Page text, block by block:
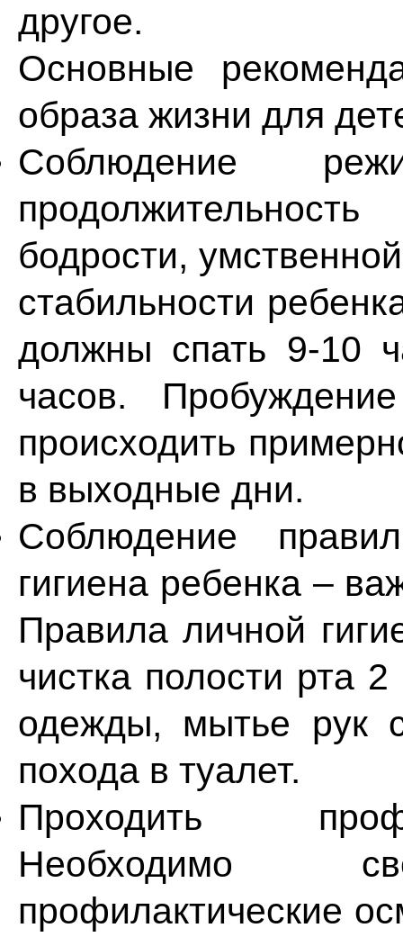
другое.
Основные
образа жизни для
Соблюдение
бодрости,
стабильности
должны спать 9-10
часов.
происходить
в выходные дни.
Соблюдение
гигиена ребенка –
Правила личной
чистка полости рта
одежды, мытье рук
похода в туалет.
Проходить
Необходимо
профилактические